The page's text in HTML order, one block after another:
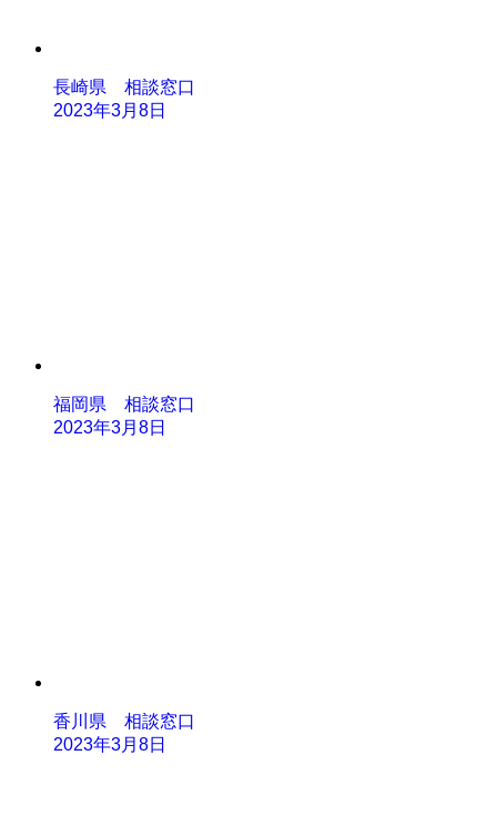
長崎県 相談窓口
2023年3月8日
福岡県 相談窓口
2023年3月8日
香川県 相談窓口
2023年3月8日